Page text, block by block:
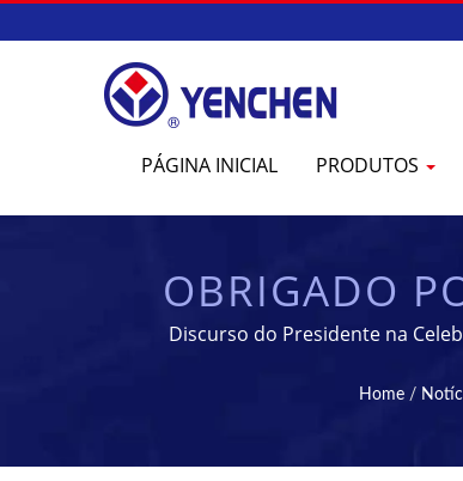
PÁGINA INICIAL PRODUTOS
OBRIGADO
Discurso do Presidente na
Home /